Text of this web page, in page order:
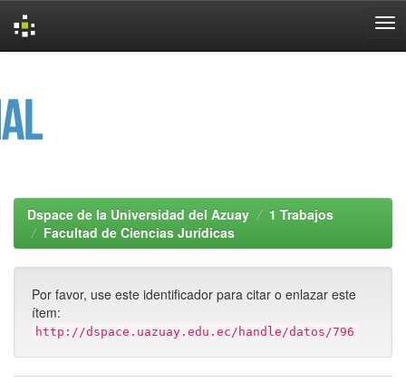
Dspace de la Universidad del Azuay
1 Trabajos
Facultad de Ciencias Jurídicas
Por favor, use este identificador para citar o enlazar este
ítem:
http://dspace.uazuay.edu.ec/handle/datos/796